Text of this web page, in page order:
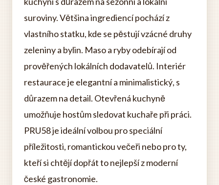
suroviny. Většina ingrediencí pochází z
vlastního statku, kde se pěstují vzácné druhy
zeleniny a bylin. Maso a ryby odebírají od
prověřených lokálních dodavatelů. Interiér
restaurace je elegantní a minimalistický, s
důrazem na detail. Otevřená kuchyně
umožňuje hostům sledovat kuchaře při práci.
PRU58 je ideální volbou pro speciální
příležitosti, romantickou večeři nebo pro ty,
kteří si chtějí dopřát to nejlepší z moderní
české gastronomie.